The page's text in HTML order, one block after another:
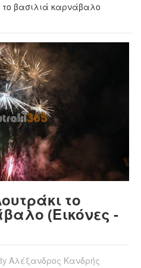
το βασιλιά καρνάβαλο
το
(Εικόνες -
Αλέξανδρος Κανδρής